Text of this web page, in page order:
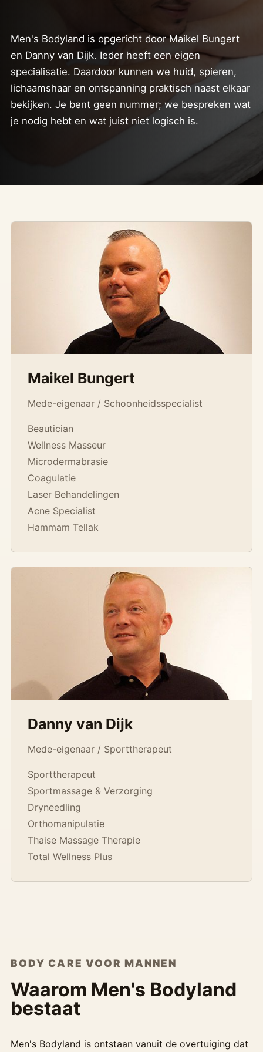
Men's Bodyland is opgericht door Maikel Bungert
en Danny van Dijk. Ieder heeft een eigen
specialisatie. Daardoor kunnen we huid, spieren,
lichaamshaar en ontspanning praktisch naast elkaar
bekijken. Je bent geen nummer; we bespreken wat
je nodig hebt en wat juist niet logisch is.
Maikel Bungert
Mede-eigenaar / Schoonheidsspecialist
Beautician
Wellness Masseur
Microdermabrasie
Coagulatie
Laser Behandelingen
Acne Specialist
Hammam Tellak
Danny van Dijk
Mede-eigenaar / Sporttherapeut
Sporttherapeut
Sportmassage & Verzorging
Dryneedling
Orthomanipulatie
Thaise Massage Therapie
Total Wellness Plus
BODY CARE VOOR MANNEN
Waarom Men's Bodyland
bestaat
Men's Bodyland is ontstaan vanuit de overtuiging dat